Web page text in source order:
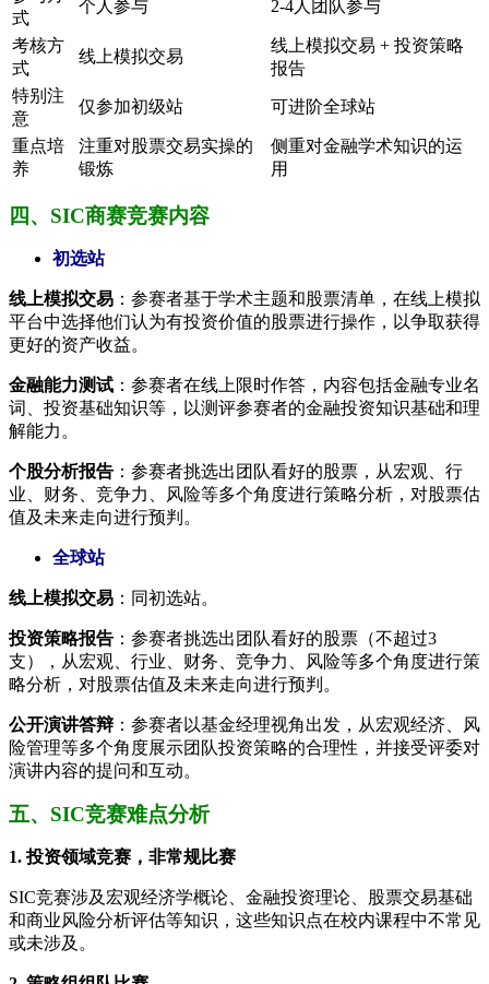
式
个人参与 2-4人团队参与
考核方
式
线上模拟交易
线上模拟交易 + 投资策略
报告
特别注
意
仅参加初级站 可进阶全球站
重点培
养
注重对股票交易实操的
锻炼
侧重对金融学术知识的运
用
四、SIC商赛竞赛内容
初选站
线上模拟交易 ：参赛者基于学术主题和股票清单，在线上模拟
平台中选择他们认为有投资价值的股票进行操作，以争取获得
更好的资产收益。
金融能力测试 ：参赛者在线上限时作答，内容包括金融专业名
词、投资基础知识等，以测评参赛者的金融投资知识基础和理
解能力。
个股分析报告 ：参赛者挑选出团队看好的股票，从宏观、行
业、财务、竞争力、风险等多个角度进行策略分析，对股票估
值及未来走向进行预判。
全球站
线上模拟交易 ：同初选站。
投资策略报告 ：参赛者挑选出团队看好的股票（不超过3
支），从宏观、行业、财务、竞争力、风险等多个角度进行策
略分析，对股票估值及未来走向进行预判。
公开演讲答辩 ：参赛者以基金经理视角出发，从宏观经济、风
险管理等多个角度展示团队投资策略的合理性，并接受评委对
演讲内容的提问和互动。
五、SIC竞赛难点分析
1. 投资领域竞赛，非常规比赛
SIC竞赛涉及宏观经济学概论、金融投资理论、股票交易基础
和商业风险分析评估等知识，这些知识点在校内课程中不常见
或未涉及。